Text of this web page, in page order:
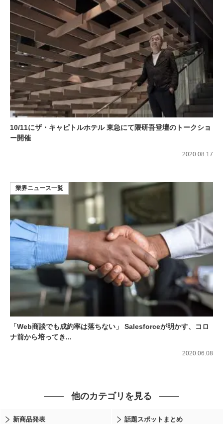
10/11にザ・キャピトルホテル 東急にて隈研吾登壇のトークショ
ー開催
2020.08.17
「Web商談でも成約率は落ちない」 Salesforceが明かす、コロ
ナ前から培ってき...
業界ニュース一覧
2020.06.08
他のカテゴリを見る
新商品発表 話題スポットまとめ